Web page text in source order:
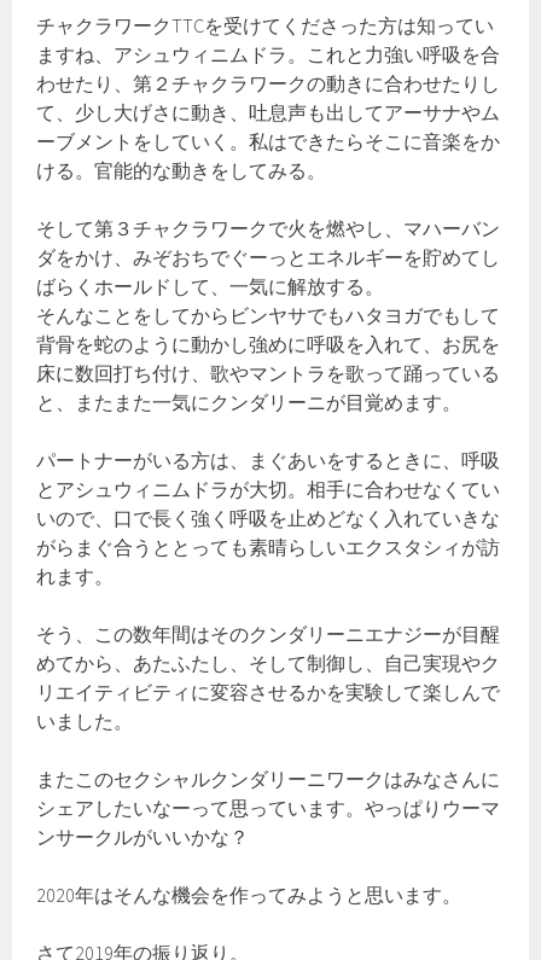
チャクラワークTTCを受けてくださった方は知ってい
ますね、アシュウィニムドラ。これと力強い呼吸を合
わせたり、第２チャクラワークの動きに合わせたりし
て、少し大げさに動き、吐息声も出してアーサナやム
ーブメントをしていく。私はできたらそこに音楽をか
ける。官能的な動きをしてみる。
そして第３チャクラワークで火を燃やし、マハーバン
ダをかけ、みぞおちでぐーっとエネルギーを貯めてし
ばらくホールドして、一気に解放する。
そんなことをしてからビンヤサでもハタヨガでもして
背骨を蛇のように動かし強めに呼吸を入れて、お尻を
床に数回打ち付け、歌やマントラを歌って踊っている
と、またまた一気にクンダリーニが目覚めます。
パートナーがいる方は、まぐあいをするときに、呼吸
とアシュウィニムドラが大切。相手に合わせなくてい
いので、口で長く強く呼吸を止めどなく入れていきな
がらまぐ合うととっても素晴らしいエクスタシィが訪
れます。
そう、この数年間はそのクンダリーニエナジーが目醒
めてから、あたふたし、そして制御し、自己実現やク
リエイティビティに変容させるかを実験して楽しんで
いました。
またこのセクシャルクンダリーニワークはみなさんに
シェアしたいなーって思っています。やっぱりウーマ
ンサークルがいいかな？
2020年はそんな機会を作ってみようと思います。
さて2019年の振り返り。